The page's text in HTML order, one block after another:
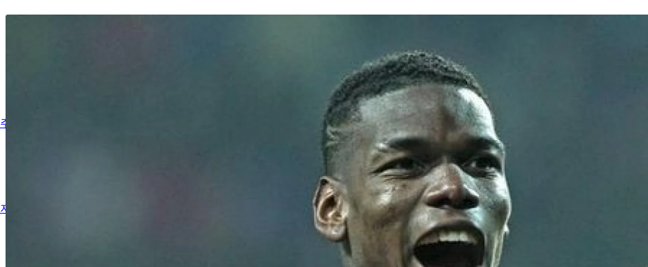
주요행사
저술활동